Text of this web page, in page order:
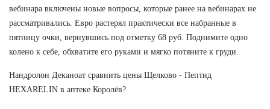
вебинара включены новые вопросы, которые ранее на вебинарах не
рассматривались. Евро растерял практически все набранные в
пятницу очки, вернувшись под отметку 68 руб. Поднимите одно
колено к себе, обхватите его руками и мягко потяните к груди.
Нандролон Деканоат сравнить цены Щелково - Пептид
HEXARELIN в аптеке Королёв?